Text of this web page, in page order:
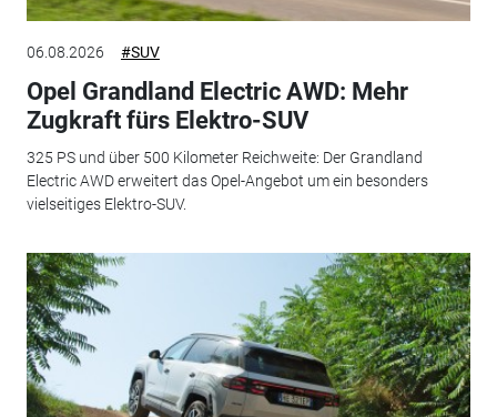
06.08.2026 #SUV
Opel Grandland Electric AWD: Mehr
Zugkraft fürs Elektro-SUV
325 PS und über 500 Kilometer Reichweite: Der Grandland
Electric AWD erweitert das Opel-Angebot um ein besonders
vielseitiges Elektro-SUV.